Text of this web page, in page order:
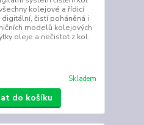
kolejové a řídicí
čistí poháněná i
modelů kolejových
oleje a nečistot z kol.
Skladem
do košíku